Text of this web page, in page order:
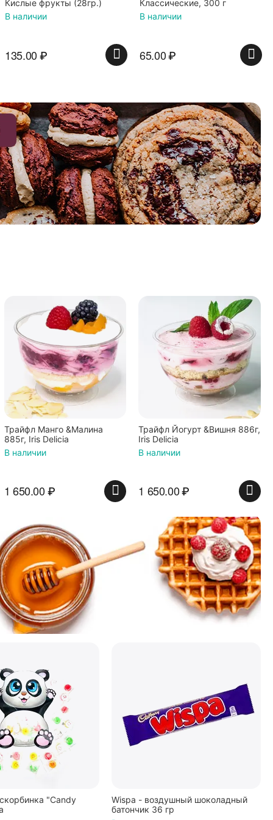
Классические, 300 г
В наличии
65.00₽
Трайфл Манго &Малина
885г, Iris Delicia
В наличии
1 650.00₽
Трайфл Йогурт &Вишня 886г,
Iris Delicia
В наличии
1 650.00₽
"Candy
Wispa - воздушный шоколадный
батончик 36 гр